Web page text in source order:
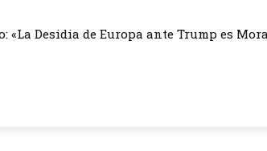
«La Desidia de Europa ante Trump es